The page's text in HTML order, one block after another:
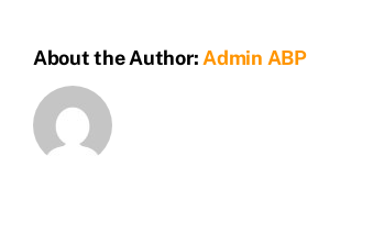
About the Author: Admin ABP